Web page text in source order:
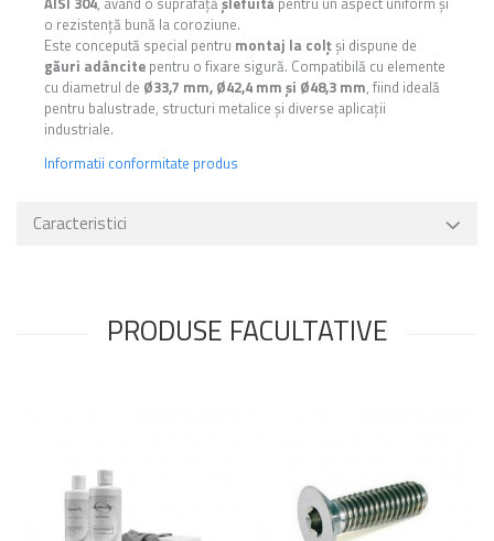
o rezistență bună la coroziune.
Este concepută special pentru montaj la colțși dispune de
găuri adâncite pentru o fixare sigură. Compatibilă cu elemente
cu diametrul de Ø33,7 mm, Ø42,4 mm și Ø48,3 mm, fiind ideală
pentru balustrade, structuri metalice și diverse aplicații
industriale.
Informatii conformitate produs
Caracteristici
PRODUSE FACULTATIVE